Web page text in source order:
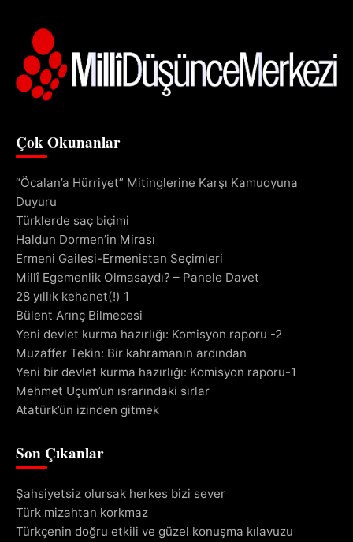
Çok Okunanlar
“Öcalan’a Hürriyet” Mitinglerine Karşı Kamuoyuna
Duyuru
Türklerde saç biçimi
Haldun Dormen’in Mirası
Ermeni Gailesi-Ermenistan Seçimleri
Millî Egemenlik Olmasaydı? – Panele Davet
28 yıllık kehanet(!) 1
Bülent Arınç Bilmecesi
Yeni devlet kurma hazırlığı: Komisyon raporu -2
Muzaffer Tekin: Bir kahramanın ardından
Yeni bir devlet kurma hazırlığı: Komisyon raporu-1
Mehmet Uçum’un ısrarındaki sırlar
Atatürk’ün izinden gitmek
Son Çıkanlar
Şahsiyetsiz olursak herkes bizi sever
Türk mizahtan korkmaz
Türkçenin doğru etkili ve güzel konuşma kılavuzu